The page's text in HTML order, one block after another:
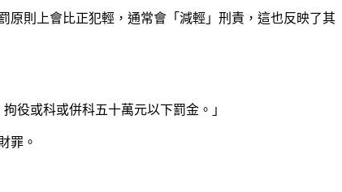
原則上會比正犯輕，通常會「減輕」刑責，這也反映了其
役或科或併科五十萬元以下罰金。」
罪。